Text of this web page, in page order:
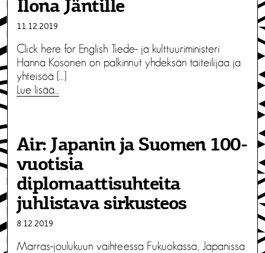
Ilona Jäntille
11.12.2019
Click here for English Tiede- ja kulttuuriministeri
Hanna Kosonen on palkinnut yhdeksän taiteilijaa ja
yhteisöä […]
Lue lisää…
Air: Japanin ja Suomen 100-
vuotisia
diplomaattisuhteita
juhlistava sirkusteos
8.12.2019
Marras-joulukuun vaihteessa Fukuokassa, Japanissa